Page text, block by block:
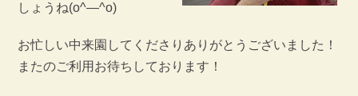
しょうね(o^―^o)
お忙しい中来園してくださりありがとうございました！
またのご利用お待ちしております！